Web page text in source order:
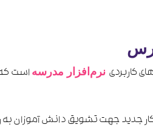
کاربردی نرم‌افزار مدرسه است
جدید جهت تشویق دانش آموزان به